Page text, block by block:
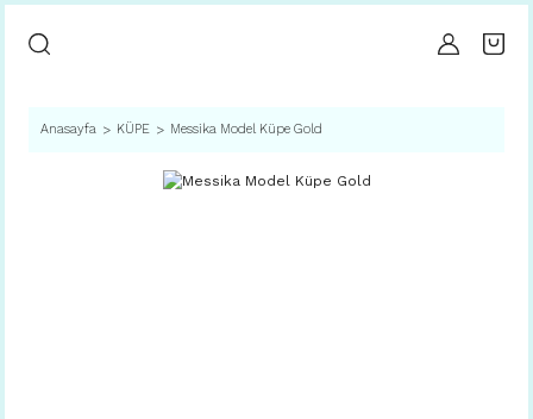
Anasayfa KÜPE Messika Model Küpe Gold